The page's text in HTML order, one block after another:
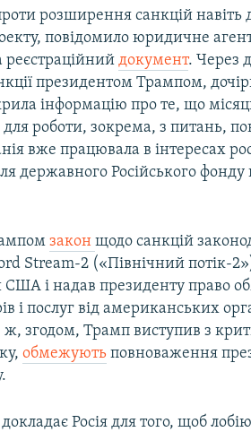
розширення санкцій навіть
повідомило юридичне
реєстраційнийдокумент. Через
президентом Трампом,
інформацію про те, що
роботи, зокрема, з питань,
вже працювала в інтересах
державного Російського
законщодо санкцій
Stream-2 («Північний потік-
США і надав президенту право
і послуг від американських
ж, згодом, Трамп виступив з
обмежують повноваження
Росія для того, щоб